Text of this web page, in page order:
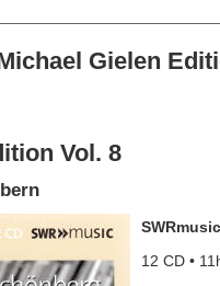
Gielen
Vol. 8
12 CD •